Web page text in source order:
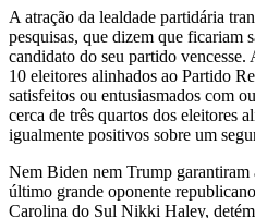
A atração da lealdade partidária
pesquisas, que dizem que ficariam
candidato do seu partido
10 eleitores alinhados ao Partido
satisfeitos ou entusiasmados com
cerca de três quartos dos eleitores
igualmente positivos sobre um
Nem Biden nem Trump garantiram
último grande oponente
Carolina do Sul Nikki Haley,